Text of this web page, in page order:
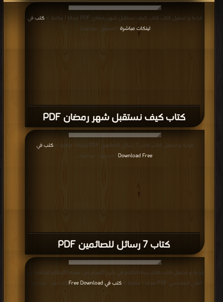
كتاب كيف نستقبل شهر رمضان PDF
قراءة و تحميل كتاب كتاب كيف نستقبل شهر رمضان PDF مجانا | مكتبة >
كتب في
لينكات مباشرة
| التحميل : مرة/مرات
كتاب 7 رسائل للصائمين PDF
قراءة و تحميل كتاب كتاب 7 رسائل للصائمين PDF مجانا | مكتبة >
كتب في
Download Free
| التحميل : مرة/مرات
قراءة و تحميل كتاب كتاب زبدة الكلام في شرح الصيام من عمدة الأحكام للحافظ عبد
الغني المقدسي PDF مجانا | مكتبة >
كتب في Free Download | التحميل : مرة/مرات